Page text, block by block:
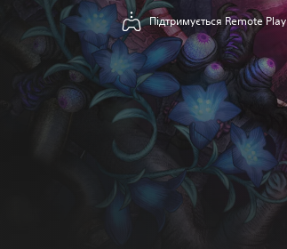
Підтримується Remote Play